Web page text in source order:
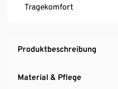
Tragekomfort
Produktbeschreibung
Material & Pflege